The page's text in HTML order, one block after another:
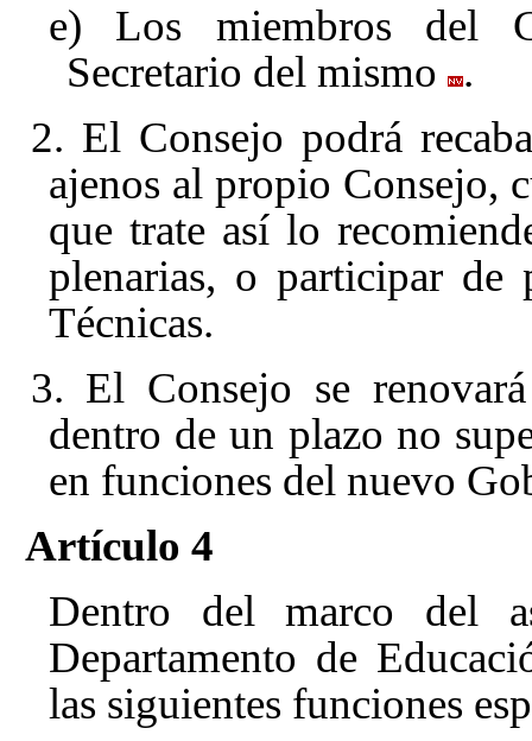
e) Los miembros del
Secretario del mismo .
2. El Consejo podrá
ajenos al propio Consejo,
que trate así lo
plenarias, o participar de
Técnicas.
3. El Consejo se
dentro de un plazo no
en funciones del nuevo
Artículo 4
Dentro del marco del
Departamento de
las siguientes funciones